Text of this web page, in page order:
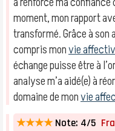
moment, mon rapport
transformé. Grâce à son
compris monvie
échange puisse être à
analyse m’a aidé(e) à
domaine de monvie
★★★★ Note: 4/5